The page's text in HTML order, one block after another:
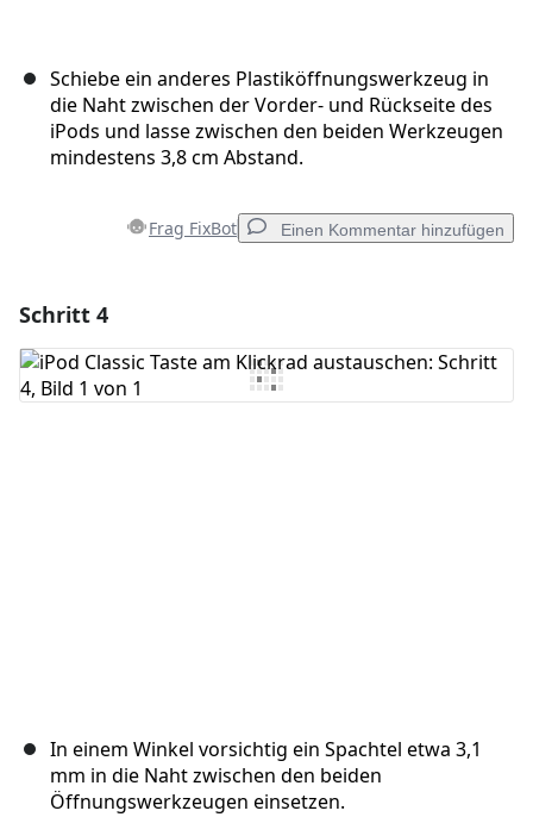
Schiebe ein anderes Plastiköffnungswerkzeug in
die Naht zwischen der Vorder- und Rückseite des
iPods und lasse zwischen den beiden Werkzeugen
mindestens 3,8 cm Abstand.
Frag FixBot Einen Kommentar hinzufügen
Kommentar hinzufügen
Schritt 4
In einem Winkel vorsichtig ein Spachtel etwa 3,1
mm in die Naht zwischen den beiden
Öffnungswerkzeugen einsetzen.